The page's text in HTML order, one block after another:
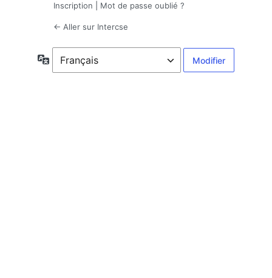
Inscription Mot de passe oublié ?
← Aller sur Intercse
Langue